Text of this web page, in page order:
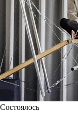
Состоялось